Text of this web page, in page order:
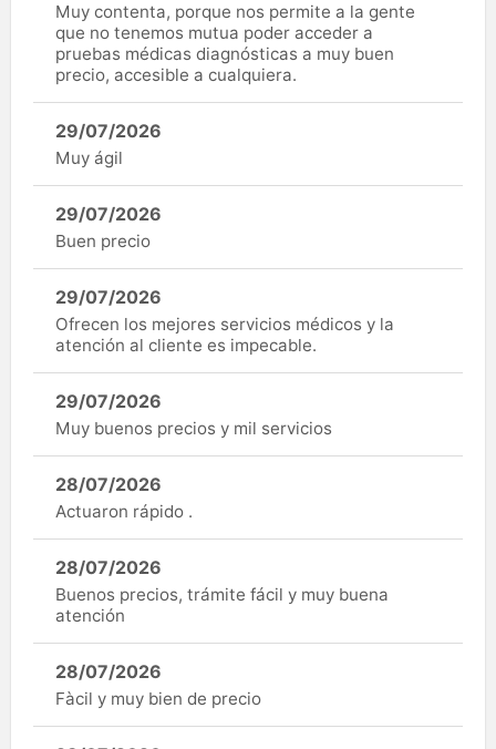
Muy contenta, porque nos permite a la gente
que no tenemos mutua poder acceder a
pruebas médicas diagnósticas a muy buen
precio, accesible a cualquiera.
29/07/2026
Muy ágil
29/07/2026
Buen precio
29/07/2026
Ofrecen los mejores servicios médicos y la
atención al cliente es impecable.
29/07/2026
Muy buenos precios y mil servicios
28/07/2026
Actuaron rápido .
28/07/2026
Buenos precios, trámite fácil y muy buena
atención
28/07/2026
Fàcil y muy bien de precio